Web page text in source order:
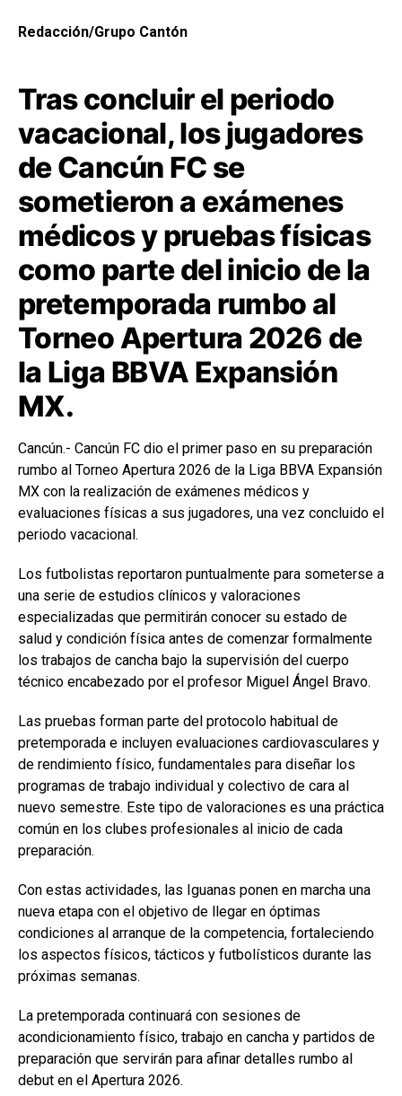
Redacción/Grupo Cantón
Tras concluir el periodo
vacacional, los jugadores
de Cancún FC se
sometieron a exámenes
médicos y pruebas físicas
como parte del inicio de la
pretemporada rumbo al
Torneo Apertura 2026 de
la Liga BBVA Expansión
MX.
Cancún.- Cancún FC dio el primer paso en su preparación
rumbo al Torneo Apertura 2026 de la Liga BBVA Expansión
MX con la realización de exámenes médicos y
evaluaciones físicas a sus jugadores, una vez concluido el
periodo vacacional.
Los futbolistas reportaron puntualmente para someterse a
una serie de estudios clínicos y valoraciones
especializadas que permitirán conocer su estado de
salud y condición física antes de comenzar formalmente
los trabajos de cancha bajo la supervisión del cuerpo
técnico encabezado por el profesor Miguel Ángel Bravo.
Las pruebas forman parte del protocolo habitual de
pretemporada e incluyen evaluaciones cardiovasculares y
de rendimiento físico, fundamentales para diseñar los
programas de trabajo individual y colectivo de cara al
nuevo semestre. Este tipo de valoraciones es una práctica
común en los clubes profesionales al inicio de cada
preparación.
Con estas actividades, las Iguanas ponen en marcha una
nueva etapa con el objetivo de llegar en óptimas
condiciones al arranque de la competencia, fortaleciendo
los aspectos físicos, tácticos y futbolísticos durante las
próximas semanas.
La pretemporada continuará con sesiones de
acondicionamiento físico, trabajo en cancha y partidos de
preparación que servirán para afinar detalles rumbo al
debut en el Apertura 2026.